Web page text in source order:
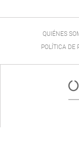
QUIÉNES
POLÍTICA DE